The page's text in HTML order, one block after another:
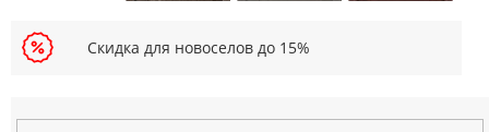
Скидка для новоселов до 15%